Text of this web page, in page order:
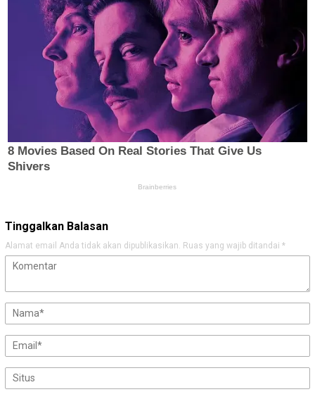
Tinggalkan Balasan
Alamat email Anda tidak akan dipublikasikan. Ruas yang wajib ditandai *